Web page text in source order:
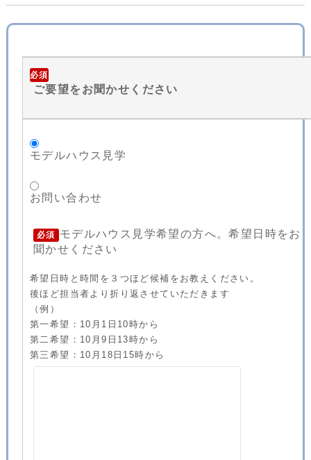
必須
ご要望をお聞かせください
モデルハウス見学
お問い合わせ
必須
モデルハウス見学希望の方へ。希望日時をお
聞かせください
希望日時と時間を３つほど候補をお教えください。
後ほど担当者より折り返させていただきます
（例）
第一希望：10月1日10時から
第二希望：10月9日13時から
第三希望：10月18日15時から